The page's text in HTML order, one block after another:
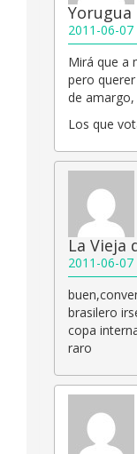
Yorugua
2011-06-07
Mirá que a
pero
de
Los que
La Vieja
2011-06-07
brasilero
copa
raro